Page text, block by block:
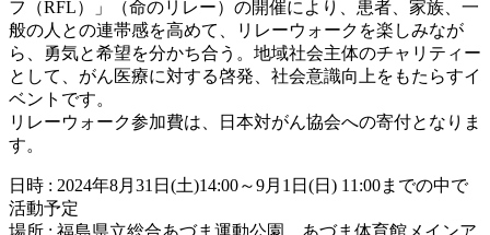
フ（RFL）」（命のリレー）の開催により、患者、家族、一
般の人との連帯感を高めて、リレーウォークを楽しみなが
ら、勇気と希望を分かち合う。地域社会主体のチャリティー
として、がん医療に対する啓発、社会意識向上をもたらすイ
ベントです。
リレーウォーク参加費は、日本対がん協会への寄付となりま
す。
日時 : 2024年8月31日(土)14:00～9月1日(日) 11:00までの中で
活動予定